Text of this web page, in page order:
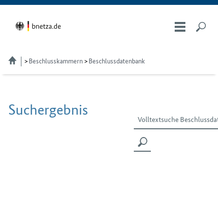
Beschlusskammern Beschlussdatenbank
Suchergebnis